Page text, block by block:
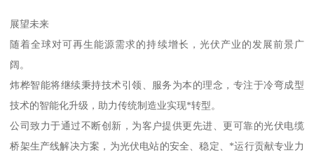
展望未来
随着全球对可再生能源需求的持续增长，光伏产业的发展前景广
阔。
炜桦智能将继续秉持技术引领、服务为本的理念，专注于冷弯成型
技术的智能化升级，助力传统制造业实现*转型。
公司致力于通过不断创新，为客户提供更先进、更可靠的光伏电缆
桥架生产线解决方案，为光伏电站的安全、稳定、*运行贡献专业力